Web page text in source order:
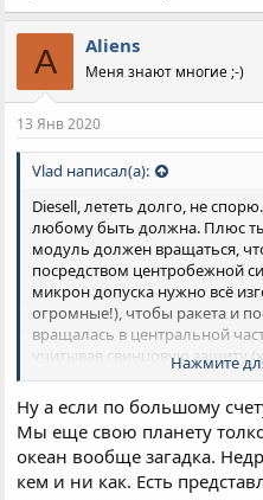
A Aliens
Меня знают многие ;-)
13 Янв 2020
Vlad написал(а):
Diesell, лететь долго, не
любому быть должна. Плюс
модуль должен вращаться,
посредством центробежной
микрон допуска нужно всё
огромные!), чтобы ракета и
вращалась в центральной
учитывая свинцовую защиту
остальные можно в
требует очень высоких
изготовленных деталей. На
ударного труда всех
Потому что одна ошибка,
миссия накрылась, люди
Нажмите
Ну а если по большому
Мы еще свою планету
океан вообще загадка.
кем и ни как. Есть